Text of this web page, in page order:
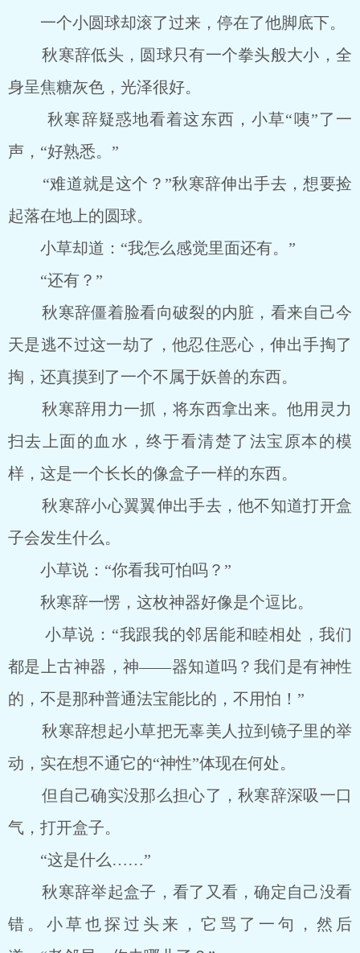
一个小圆球却滚了过来，停在了他脚底下。
秋寒辞低头，圆球只有一个拳头般大小，全
身呈焦糖灰色，光泽很好。
秋寒辞疑惑地看着这东西，小草“咦”了一
声，“好熟悉。”
“难道就是这个？”秋寒辞伸出手去，想要捡
起落在地上的圆球。
小草却道：“我怎么感觉里面还有。”
“还有？”
秋寒辞僵着脸看向破裂的内脏，看来自己今
天是逃不过这一劫了，他忍住恶心，伸出手掏了
掏，还真摸到了一个不属于妖兽的东西。
秋寒辞用力一抓，将东西拿出来。他用灵力
扫去上面的血水，终于看清楚了法宝原本的模
样，这是一个长长的像盒子一样的东西。
秋寒辞小心翼翼伸出手去，他不知道打开盒
子会发生什么。
小草说：“你看我可怕吗？”
秋寒辞一愣，这枚神器好像是个逗比。
小草说：“我跟我的邻居能和睦相处，我们
都是上古神器，神――器知道吗？我们是有神性
的，不是那种普通法宝能比的，不用怕！”
秋寒辞想起小草把无辜美人拉到镜子里的举
动，实在想不通它的“神性”体现在何处。
但自己确实没那么担心了，秋寒辞深吸一口
气，打开盒子。
“这是什么……”
秋寒辞举起盒子，看了又看，确定自己没看
错。小草也探过头来，它骂了一句，然后